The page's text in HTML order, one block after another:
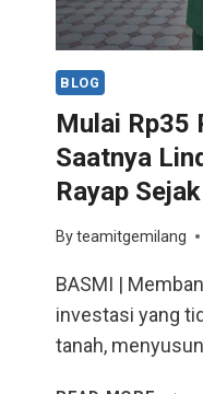
BLOG
Mulai Rp35
Saatnya
Rayap
Byteamitgemilang
BASMI |
investasi yang
tanah,